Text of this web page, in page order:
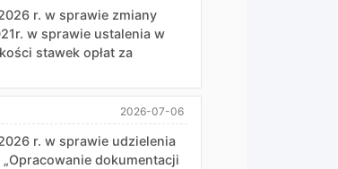
r. w sprawie zmiany
w sprawie ustalenia w
stawek opłat za
2026-07-06
r. w sprawie udzielenia
dokumentacji